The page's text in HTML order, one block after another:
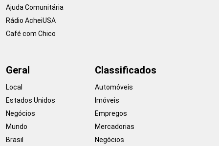
Ajuda Comunitária
Rádio AcheiUSA
Café com Chico
Geral
Local
Estados Unidos
Negócios
Mundo
Brasil
Classificados
Automóveis
Imóveis
Empregos
Mercadorias
Negócios